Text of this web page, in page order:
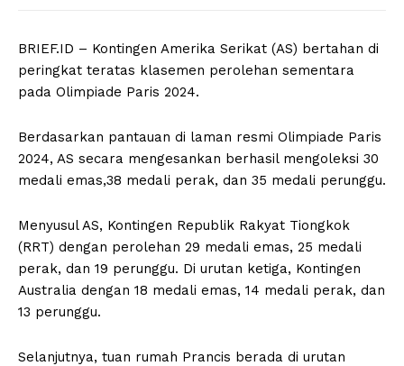
BRIEF.ID – Kontingen Amerika Serikat (AS) bertahan di
peringkat teratas klasemen perolehan sementara
pada Olimpiade Paris 2024.
Berdasarkan pantauan di laman resmi Olimpiade Paris
2024, AS secara mengesankan berhasil mengoleksi 30
medali emas,38 medali perak, dan 35 medali perunggu.
Menyusul AS, Kontingen Republik Rakyat Tiongkok
(RRT) dengan perolehan 29 medali emas, 25 medali
perak, dan 19 perunggu. Di urutan ketiga, Kontingen
Australia dengan 18 medali emas, 14 medali perak, dan
13 perunggu.
Selanjutnya, tuan rumah Prancis berada di urutan